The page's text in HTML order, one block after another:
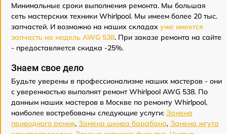
Минимальные сроки выполнения ремонта. Мы большая
сеть мастерских техники Whirlpool. Мы имеем более 20 тыс.
запчастей. И возможно на наших складах уже имеется
запчасть на модель AWG 538. При заказе ремонта на сайте
- предоставляется скидка -25%.
Знаем свое дело
Будьте уверены в профессионализме наших мастеров - они
с уверенностью выполнят ремонт Whirlpool AWG 538. По
данным наших мастеров в Москве по ремонту Whirlpool,
наиболее востребованы следующие услуги: Замена
приводного ремня, Замена шкива барабана, Замена жгута